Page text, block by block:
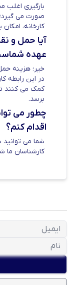
صفحه لیست
ذکر شده
آنلاین به
کنید.
وزن نبشی
وزن هر
نبشی
کارخانه‌ها به
فولاد مصرفی
نبشی‌های
بارگیری اغلب
صورت می
کارخانه، امکان
آیا حمل و
عهده
خیر؛ هزینه
در این رابطه
کمک می کنند
برسد.
چطور می
اقدام کنم؟
کارشناسان ما